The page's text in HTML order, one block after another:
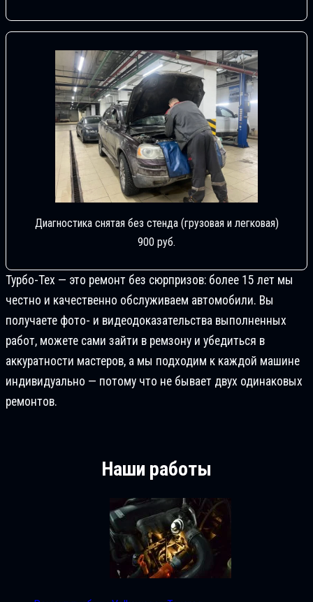
Диагностика снятая без стенда (грузовая и легковая)
900 руб.
Турбо-Тех — это ремонт без сюрпризов: более 15 лет мы
честно и качественно обслуживаем автомобили. Вы
получаете фото- и видеодоказательства выполненных
работ, можете сами зайти в ремзону и убедиться в
аккуратности мастеров, а мы подходим к каждой машине
индивидуально — потому что не бывает двух одинаковых
ремонтов.
Наши работы